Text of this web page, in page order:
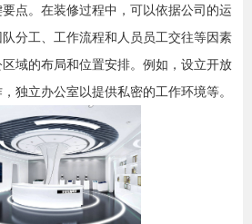
点。在装修过程中，可以依据公司的运
分工、工作流程和人员员工交往等因素
域的布局和位置安排。例如，设立开放
独立办公室以提供私密的工作环境等。